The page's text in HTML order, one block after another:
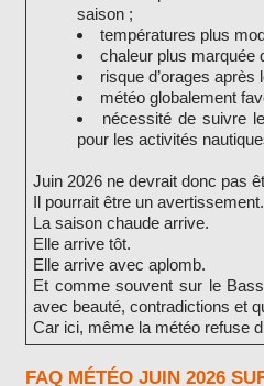
saison ;
températures plus
chaleur plus marquée
risque d’orages
météo globalement
nécessité de suivre
pour les activités
Juin 2026 ne devrait donc pas
Il pourrait être un avertissement.
La saison chaude arrive.
Elle arrive tôt.
Elle arrive avec aplomb.
Et comme souvent sur le
avec beauté, contradictions et
Car ici, même la météo refuse
FAQ MÉTÉO JUIN 2026